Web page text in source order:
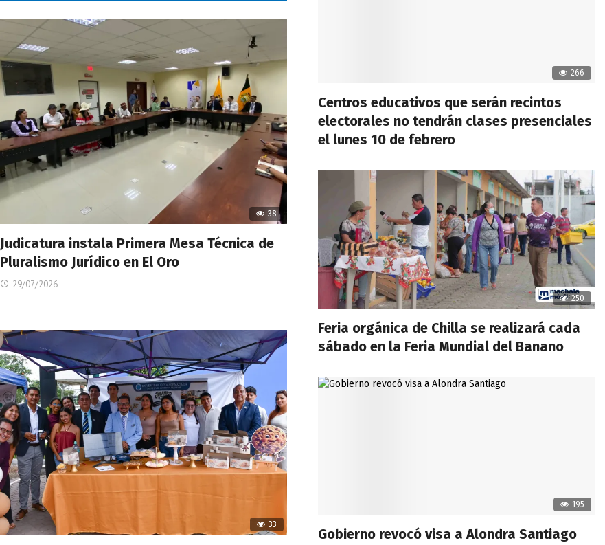
38
Judicatura instala Primera Mesa Técnica de
Pluralismo Jurídico en El Oro
29/07/2026
33
266
Centros educativos que serán recintos
electorales no tendrán clases presenciales
el lunes 10 de febrero
250
Feria orgánica de Chilla se realizará cada
sábado en la Feria Mundial del Banano
195
Gobierno revocó visa a Alondra Santiago